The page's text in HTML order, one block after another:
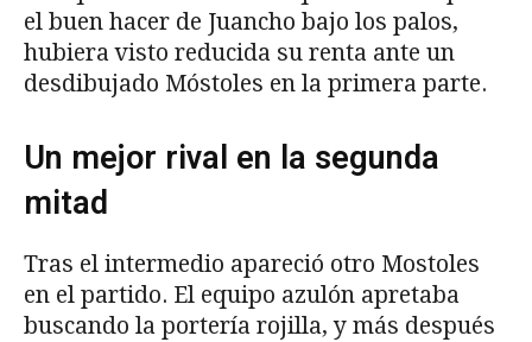
el buen hacer de Juancho bajo los palos,
hubiera visto reducida su renta ante un
desdibujado Móstoles en la primera parte.
Un mejor rival en la segunda
mitad
Tras el intermedio apareció otro Mostoles
en el partido. El equipo azulón apretaba
buscando la portería rojilla, y más después